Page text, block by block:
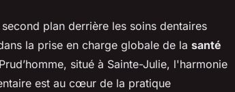
en
plan derrière les soins dentaires
la prise en charge globale de la santé
situé à Sainte-Julie, l'harmonie
est au cœur de la pratique